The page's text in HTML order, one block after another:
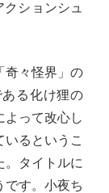
ションシュ
奇々怪界」の
る化け狸の
よって改心し
るというこ
。タイトルに
です。小夜ち